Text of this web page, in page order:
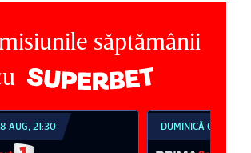
săptămânii
AUG, 21:30 DUMINICĂ 09 AUG,